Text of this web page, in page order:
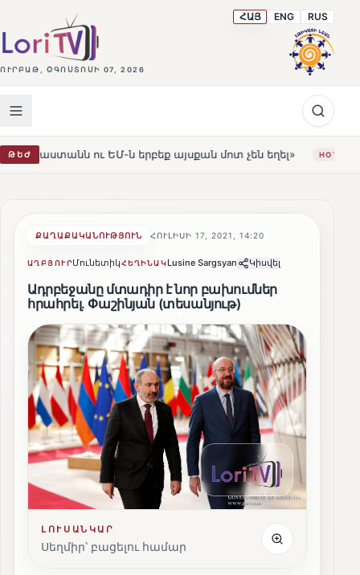
ՈՒՐԲԱԹ, ՕԳՈՍՏՈՍԻ 07, 2026
ՀԱՅ ENG RUS
ԹԵԺ
ԵՄ-ն երբեք այսքան մոտ չեն եղել» HOT Լեռնահովիտի
ՔԱՂԱՔԱԿԱՆՈՒԹՅՈՒՆ ՀՈՒԼԻՍԻ 17, 2021, 14:20
ԱՂԲՅՈՒՐՄունետիկՀԵՂԻՆԱԿLusine Sargsyan Կիսվել
Ադրբեջանը մտադիր է նոր բախումներ
հրահրել․ Փաշինյան (տեսանյութ)
ԼՈՒՍԱՆԿԱՐ
Սեղմիր՝ բացելու համար